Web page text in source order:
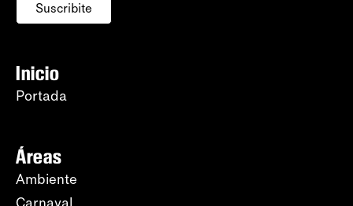
Suscribite
Inicio
Portada
Áreas
Ambiente